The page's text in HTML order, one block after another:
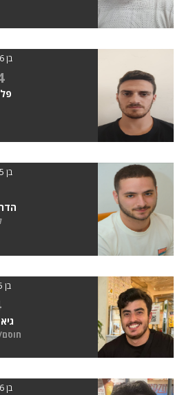
בן 26 | 185
בן 25 | 170
בן 25 | 1.9
בן 26 | 170